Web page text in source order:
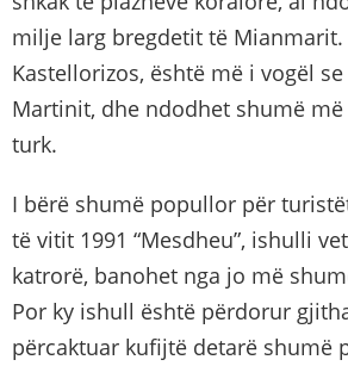
milje larg bregdetit të
Kastellorizos, është më i vogël
Martinit, dhe ndodhet shumë
turk.
I bërë shumë popullor për
të vitit 1991 “Mesdheu”, ishulli
katrorë, banohet nga jo më
Por ky ishull është përdorur
përcaktuar kufijtë detarë shumë